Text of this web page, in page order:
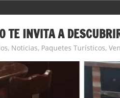
TE INVITA A
, Noticias, Paquetes Turísticos,